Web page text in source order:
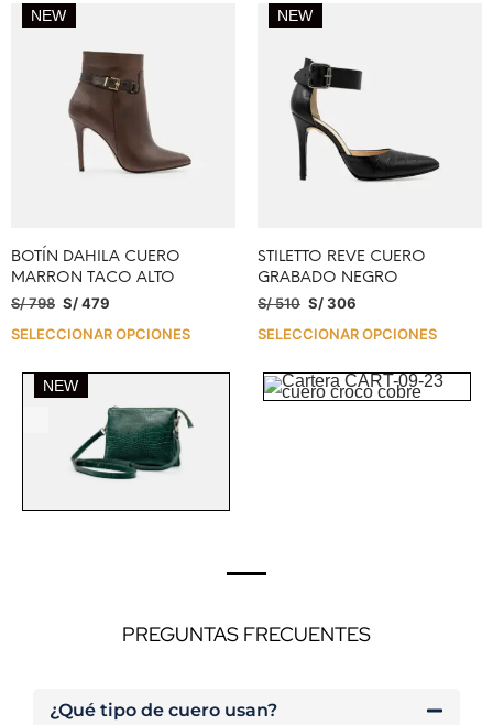
NEW
BOTÍN DAHILA CUERO
MARRON TACO ALTO
S/798 S/479
SELECCIONAR OPCIONES
NEW
STILETTO REVE CUERO
GRABADO NEGRO
S/510 S/306
SELECCIONAR OPCIONES
NEW
PREGUNTAS FRECUENTES
¿Qué tipo de cuero usan?